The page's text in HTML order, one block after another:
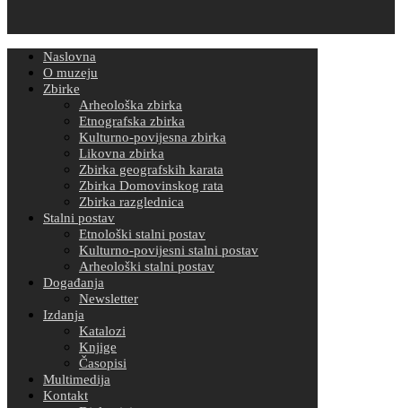
Naslovna
O muzeju
Zbirke
Arheološka zbirka
Etnografska zbirka
Kulturno-povijesna zbirka
Likovna zbirka
Zbirka geografskih karata
Zbirka Domovinskog rata
Zbirka razglednica
Stalni postav
Etnološki stalni postav
Kulturno-povijesni stalni postav
Arheološki stalni postav
Događanja
Newsletter
Izdanja
Katalozi
Knjige
Časopisi
Multimedija
Kontakt